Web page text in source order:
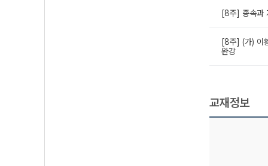
[8주] 종속과
[8주] (가) 이
완강
교재정보